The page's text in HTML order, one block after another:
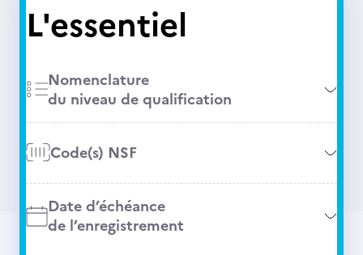
L'essentiel
Nomenclature
du niveau de qualification
Code(s) NSF
Date d’échéance
de l’enregistrement